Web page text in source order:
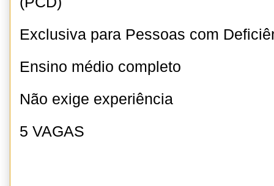
Exclusiva para Pessoas com
Ensino médio completo
Não exige experiência
5 VAGAS